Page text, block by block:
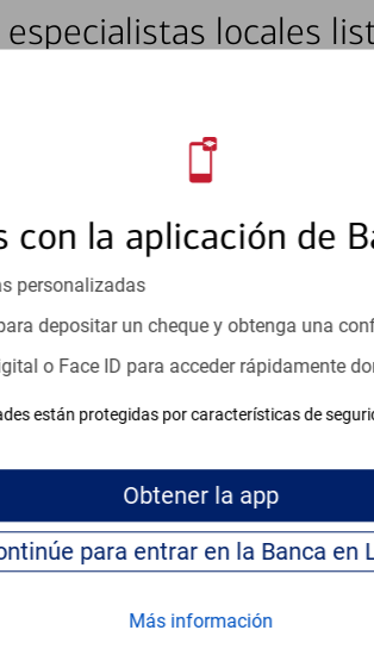
con la aplicación de
personalizadas
depositar un cheque y obtenga una
o Face ID para acceder rápidamente
están protegidas por características de
Obtenerla app
Más información
especialistas locales
con especialistas dedicados que se centran
que necesita, en cualquier situación en su
hasta el ahorro para grandes compras, la
crecimiento de su negocio, su futuro se
un especialista trabajará con usted en un
centro de ayuda en línea puede ayudar